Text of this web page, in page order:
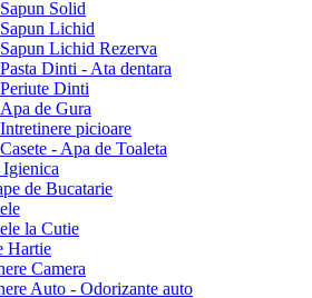
Sapun Solid
Sapun Lichid
Sapun Lichid Rezerva
Pasta Dinti - Ata dentara
Periute Dinti
Apa de Gura
Intretinere picioare
Casete - Apa de Toaleta
de Bucatarie
la Cutie
Hartie
Camera
Auto - Odorizante auto